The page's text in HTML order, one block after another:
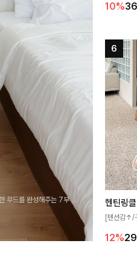
무드를 완성해주는 7부 블
세련된 스타일링을 연출하
성해주는
즐기기 좋
10%
[텐션감↑/
게 퍼지는
12%